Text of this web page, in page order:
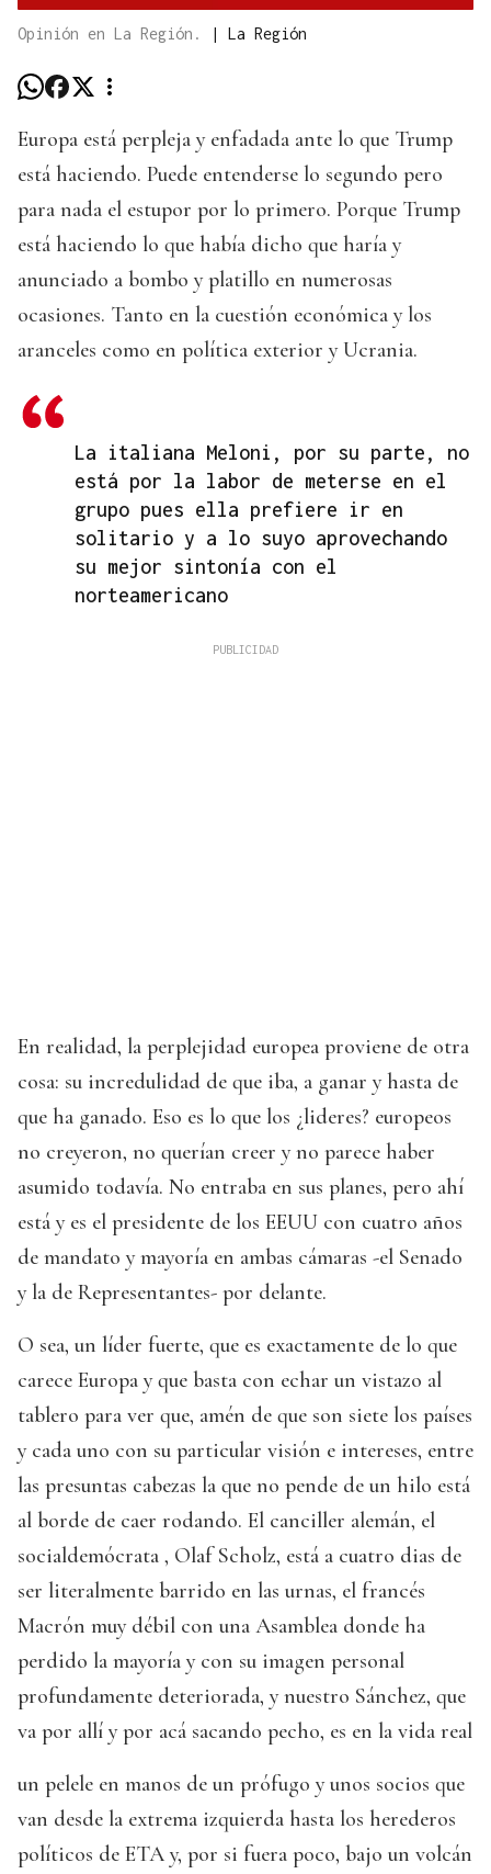
Opinión en La Región. | La Región
Europa está perpleja y enfadada ante lo que Trump
está haciendo. Puede entenderse lo segundo pero
para nada el estupor por lo primero. Porque Trump
está haciendo lo que había dicho que haría y
anunciado a bombo y platillo en numerosas
ocasiones. Tanto en la cuestión económica y los
aranceles como en política exterior y Ucrania.
La italiana Meloni, por su parte, no
está por la labor de meterse en el
grupo pues ella prefiere ir en
solitario y a lo suyo aprovechando
su mejor sintonía con el
norteamericano
En realidad, la perplejidad europea proviene de otra
cosa: su incredulidad de que iba, a ganar y hasta de
que ha ganado. Eso es lo que los ¿lideres? europeos
no creyeron, no querían creer y no parece haber
asumido todavía. No entraba en sus planes, pero ahí
está y es el presidente de los EEUU con cuatro años
de mandato y mayoría en ambas cámaras -el Senado
y la de Representantes- por delante.
O sea, un líder fuerte, que es exactamente de lo que
carece Europa y que basta con echar un vistazo al
tablero para ver que, amén de que son siete los países
y cada uno con su particular visión e intereses, entre
las presuntas cabezas la que no pende de un hilo está
al borde de caer rodando. El canciller alemán, el
socialdemócrata , Olaf Scholz, está a cuatro dias de
ser literalmente barrido en las urnas, el francés
Macrón muy débil con una Asamblea donde ha
perdido la mayoría y con su imagen personal
profundamente deteriorada, y nuestro Sánchez, que
va por allí y por acá sacando pecho, es en la vida real
un pelele en manos de un prófugo y unos socios que
van desde la extrema izquierda hasta los herederos
políticos de ETA y, por si fuera poco, bajo un volcán